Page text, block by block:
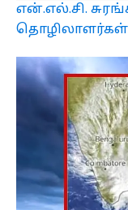
என்.எல்.சி.
தொழிலாளர்கள்